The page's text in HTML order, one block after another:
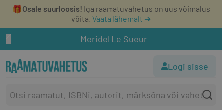
🎁Osale suurloosis! Iga raamatuvahetus on uus võimalus
võita. Vaata lähemalt ➔
Meridel Le Sueur
Logi sisse